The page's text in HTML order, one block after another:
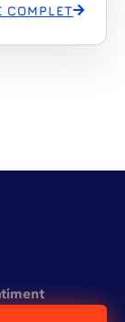
COMPLET